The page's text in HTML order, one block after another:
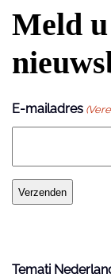
Meld
E-mailadres
Temati